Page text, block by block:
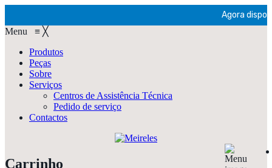
Agora
Menu ≡ ╳
Produtos
Peças
Sobre
Serviços
Centros de Assistência Técnica
Pedido de serviço
Contactos
Carrinho